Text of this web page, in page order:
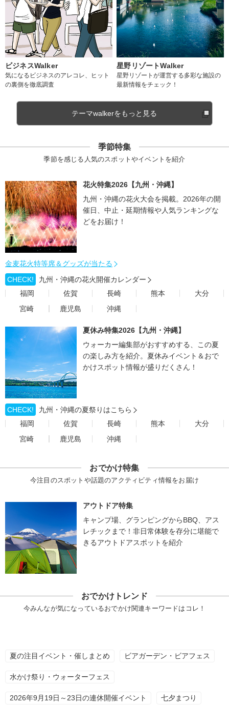
ビジネスWalker
気になるビジネスのアレコレ、ヒット
の裏側を徹底調査
星野リゾートWalker
星野リゾートが運営する多彩な施設の
最新情報をチェック！
テーマwalkerをもっと見る
季節特集
季節を感じる人気のスポットやイベントを紹介
花火特集2026【九州・沖縄】
九州・沖縄の花火大会を掲載。2026年の開
催日、中止・延期情報や人気ランキングな
どをお届け！
金麦花火特等席＆グッズが当たる
CHECK!
九州・沖縄の花火開催カレンダー
福岡
佐賀 長崎 熊本
大分
宮崎
鹿児島 沖縄
夏休み特集2026【九州・沖縄】
ウォーカー編集部がおすすめする、この夏
の楽しみ方を紹介。夏休みイベント＆おで
かけスポット情報が盛りだくさん！
CHECK!
九州・沖縄の夏祭りはこちら
福岡
佐賀 長崎 熊本
大分
宮崎
鹿児島 沖縄
おでかけ特集
今注目のスポットや話題のアクティビティ情報をお届け
アウトドア特集
キャンプ場、グランピングからBBQ、アス
レチックまで！非日常体験を存分に堪能で
きるアウトドアスポットを紹介
おでかけトレンド
今みんなが気になっているおでかけ関連キーワードはコレ！
夏の注目イベント・催しまとめ ビアガーデン・ビアフェス
水かけ祭り・ウォーターフェス
2026年9月19日～23日の連休開催イベント 七夕まつり